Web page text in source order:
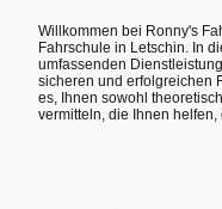
Willkommen bei Ronny's
Fahrschule in Letschin. In
umfassenden
sicheren und erfolgreichen
es, Ihnen sowohl
vermitteln, die Ihnen